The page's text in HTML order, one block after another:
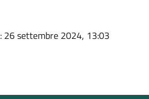
: 26 settembre 2024, 13:03